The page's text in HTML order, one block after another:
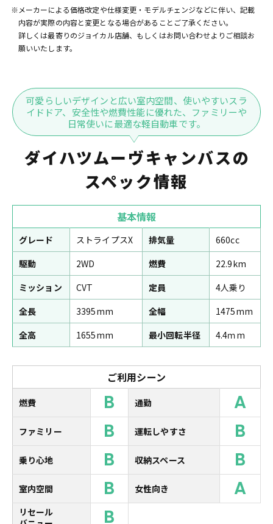
※メーカーによる価格改定や仕様変更・モデルチェンジなどに伴い、記載
内容が実際の内容と変更となる場合があることご了承ください。
詳しくは最寄りのジョイカル店舗、もしくはお問い合わせよりご相談お
願いいたします。
可愛らしいデザインと広い室内空間、使いやすいスラ
イドドア、安全性や燃費性能に優れた、ファミリーや
日常使いに最適な軽自動車です。
ダイハツムーヴキャンバスの
スペック情報
基本情報
グレード ストライプスX 排気量
660cc
駆動
2WD 燃費
22.9km
ミッション
CVT 定員
4人乗り
全長
3395mm 全幅
1475mm
全高
1655mm 最小回転半径 4.4ｍm
ご利用シーン
燃費 B 通勤 A
ファミリー B 運転しやすさ B
乗り心地 B 収納スペース B
室内空間 B 女性向き A
リセール
B